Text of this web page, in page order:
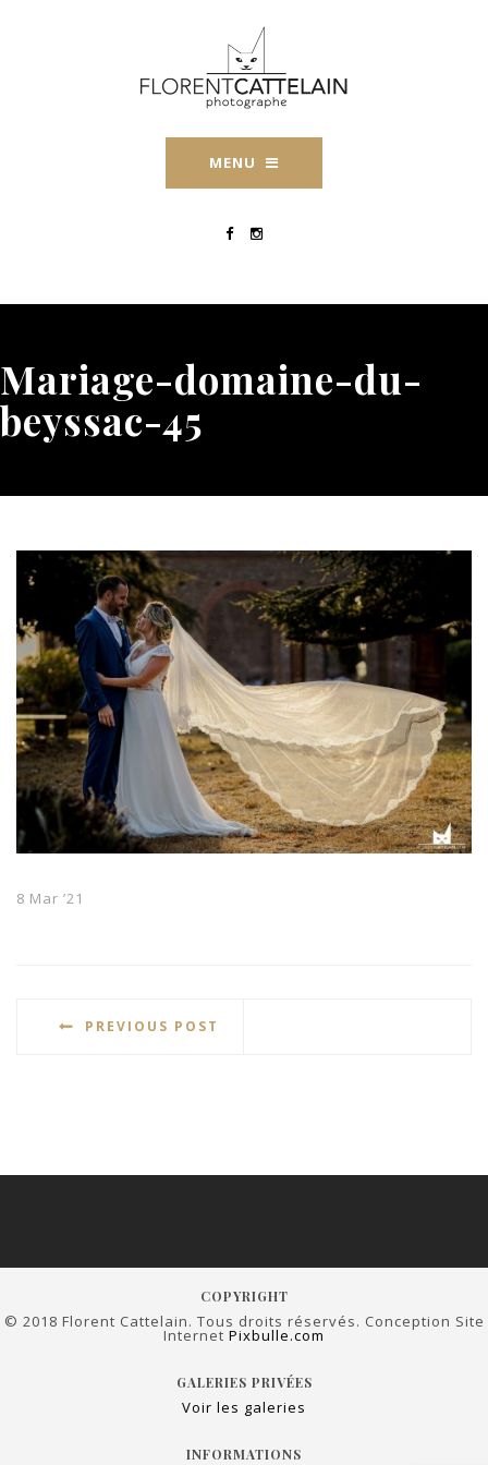
MENU
Mariage-domaine-du-
beyssac-45
8 Mar ’21
PREVIOUS POST
COPYRIGHT
© 2018 Florent Cattelain. Tous droits réservés. Conception Site
Internet Pixbulle.com
GALERIES PRIVÉES
Voir les galeries
INFORMATIONS